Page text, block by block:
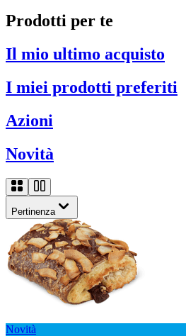
Prodotti per te
Il mio ultimo acquisto
I miei prodotti preferiti
Azioni
Novità
Pertinenza
Novità